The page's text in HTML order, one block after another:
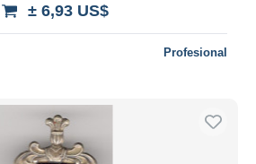
± 6,93 US$
Profesional